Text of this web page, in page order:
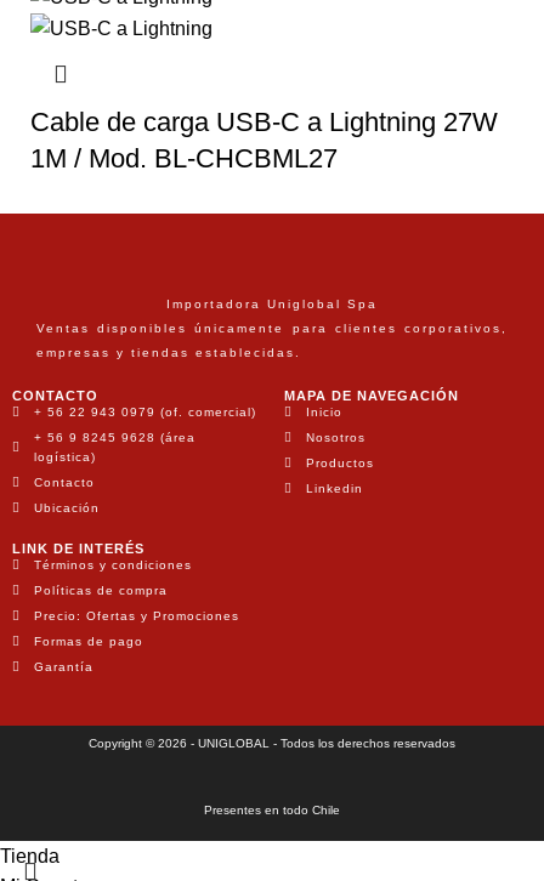
Cable de carga USB-C a Lightning 27W
1M / Mod. BL-CHCBML27
Importadora Uniglobal Spa
Ventas disponibles únicamente para clientes corporativos,
empresas y tiendas establecidas.
CONTACTO
+ 56 22 943 0979 (of. comercial)
+ 56 9 8245 9628 (área
logística)
Contacto
Ubicación
MAPA DE NAVEGACIÓN
Inicio
Nosotros
Productos
Linkedin
LINK DE INTERÉS
Términos y condiciones
Políticas de compra
Precio: Ofertas y Promociones
Formas de pago
Garantía
Copyright © 2026 - UNIGLOBAL - Todos los derechos reservados
Presentes en todo Chile
Tienda